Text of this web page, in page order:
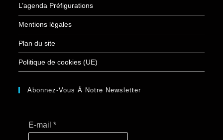
L’agenda Préfigurations
Mentions légales
Plan du site
Politique de cookies (UE)
Abonnez-Vous À Notre Newsletter
E-mail*